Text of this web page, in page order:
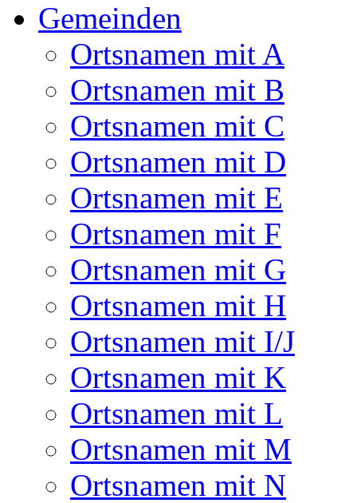
Gemeinden
Ortsnamen mit A
Ortsnamen mit B
Ortsnamen mit C
Ortsnamen mit D
Ortsnamen mit E
Ortsnamen mit F
Ortsnamen mit G
Ortsnamen mit H
Ortsnamen mit I/J
Ortsnamen mit K
Ortsnamen mit L
Ortsnamen mit M
Ortsnamen mit N